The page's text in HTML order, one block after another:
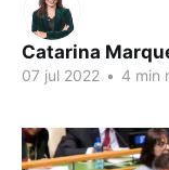
Catarina
07 jul 2022 • 4 min